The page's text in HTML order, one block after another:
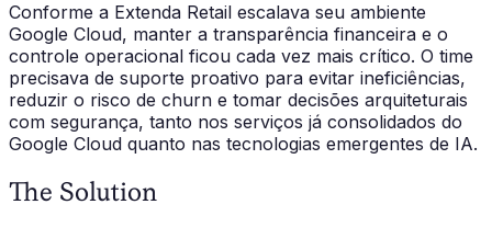
Conforme a Extenda Retail escalava seu ambiente
Google Cloud, manter a transparência financeira e o
controle operacional ficou cada vez mais crítico. O time
precisava de suporte proativo para evitar ineficiências,
reduzir o risco de churn e tomar decisões arquiteturais
com segurança, tanto nos serviços já consolidados do
Google Cloud quanto nas tecnologias emergentes de IA.
The Solution